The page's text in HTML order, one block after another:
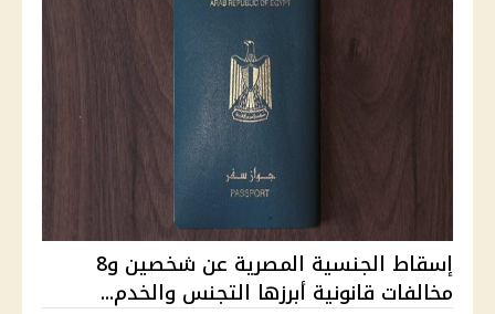
إسقاط الجنسية المصرية عن شخصين و8
مخالفات قانونية أبرزها التجنس والخدم...